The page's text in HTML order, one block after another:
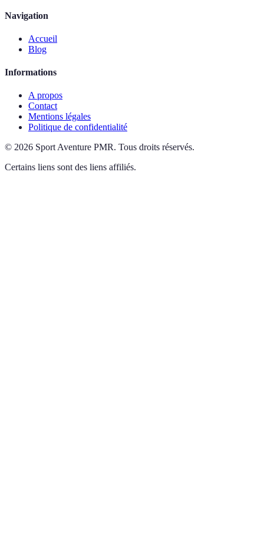
Navigation
Accueil
Blog
Informations
A propos
Contact
Mentions légales
Politique de confidentialité
© 2026 Sport Aventure PMR. Tous droits réservés.
Certains liens sont des liens affiliés.